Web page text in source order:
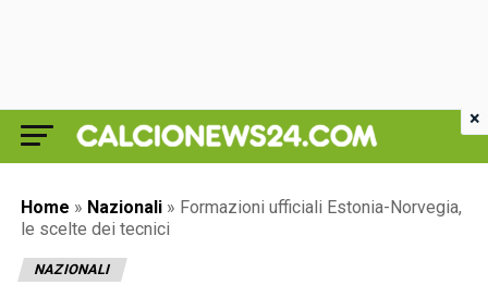
Home » Nazionali » Formazioni ufficiali Estonia-Norvegia,
le scelte dei tecnici
NAZIONALI
×